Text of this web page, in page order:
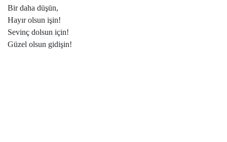
Bir daha düşün,
Hayır olsun işin!
Sevinç dolsun için!
Güzel olsun gidişin!